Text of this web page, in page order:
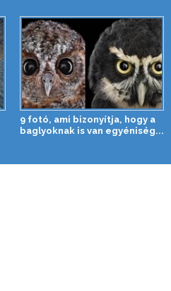
9 fotó, ami bizonyítja, hogy a
baglyoknak is van egyéniség...